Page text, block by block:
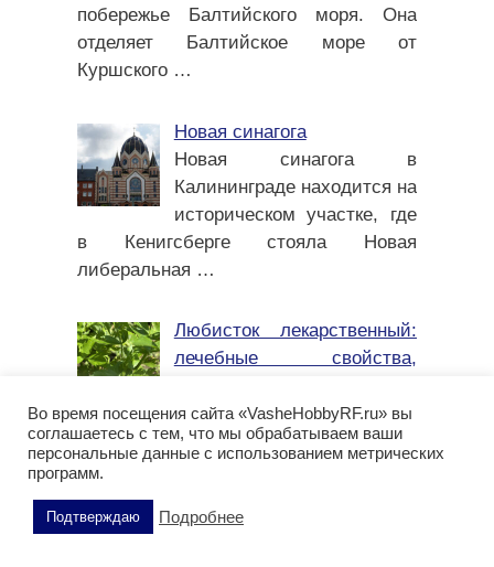
побережье Балтийского моря. Она
отделяет Балтийское море от
Куршского …
Новая синагога
Новая синагога в
Калининграде находится на
историческом участке, где
в Кенигсберге стояла Новая
либеральная …
Любисток лекарственный:
лечебные свойства,
противопоказания
Любисток лекарственный (Levisticum
officinale) — многолетнее растение
семейства Зонтичные (Apiaceae),
известное…
Во время посещения сайта «VasheHobbyRF.ru» вы
соглашаетесь с тем, что мы обрабатываем ваши
персональные данные с использованием метрических
программ.
Подтверждаю Подробнее